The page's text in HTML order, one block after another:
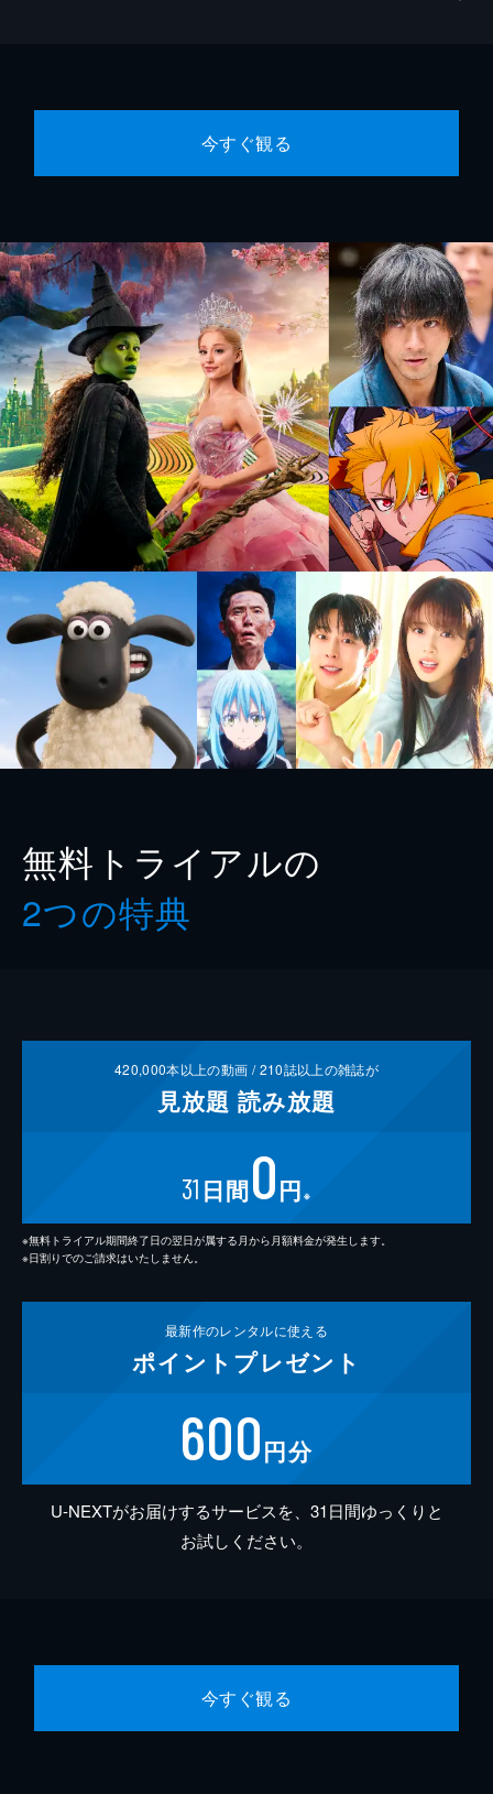
今すぐ観る
無料トライアルの
2つの特典
420,000本以上の動画 /210誌以上の雑誌が
見放題 読み放題
31 日間0円 ※
※無料トライアル期間終了日の翌日が属する月から月額料金が発生します。
※日割りでのご請求はいたしません。
最新作のレンタルに使える
ポイント プレゼント
600円分
U-NEXTがお届けするサービスを、31日間ゆっくりと
お試しください。
今すぐ観る